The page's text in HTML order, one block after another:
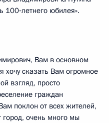
100‑летнего юбилея».
Вам в основном
хочу сказать Вам огромное
взгляд, просто
граждан
поклон от всех жителей,
город, очень много мы